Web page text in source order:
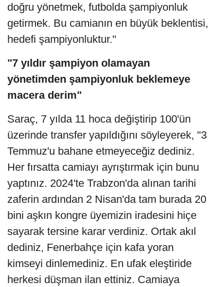
doğru yönetmek, futbolda şampiyonluk
getirmek. Bu camianın en büyük beklentisi,
hedefi şampiyonluktur."
"7 yıldır şampiyon olamayan
yönetimden şampiyonluk beklemeye
macera derim"
Saraç, 7 yılda 11 hoca değiştirip 100'ün
üzerinde transfer yapıldığını söyleyerek, "3
Temmuz'u bahane etmeyeceğiz dediniz.
Her fırsatta camiayı ayrıştırmak için bunu
yaptınız. 2024'te Trabzon'da alınan tarihi
zaferin ardından 2 Nisan'da tam burada 20
bini aşkın kongre üyemizin iradesini hiçe
sayarak tersine karar verdiniz. Ortak akıl
dediniz, Fenerbahçe için kafa yoran
kimseyi dinlemediniz. En ufak eleştiride
herkesi düşman ilan ettiniz. Camiaya